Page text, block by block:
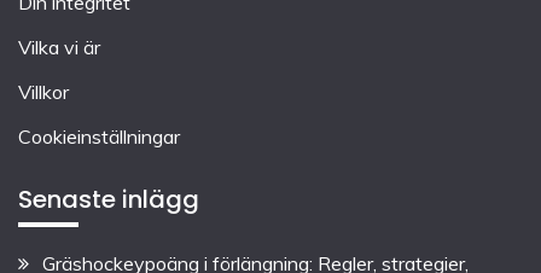
Vilka vi är
Villkor
Cookieinställningar
Senaste inlägg
Gräshockeypoäng i förlängning: Regler, strategier,